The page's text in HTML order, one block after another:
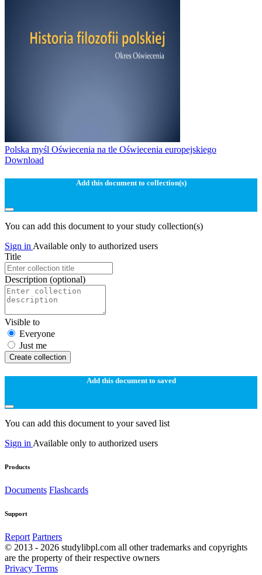
Polska myśl Oświecenia na tle Oświecenia europejskiego
Download
Add this document to collection(s)
You can add this document to your study collection(s)
Sign in Available only to authorized users
Title
Description (optional)
Visible to
Everyone
Just me
Create collection
Add this document to saved
You can add this document to your saved list
Sign in Available only to authorized users
Products
Documents Flashcards
Support
Report Partners
© 2013 - 2026 studylibpl.com all other trademarks and copyrights
are the property of their respective owners
Privacy Terms